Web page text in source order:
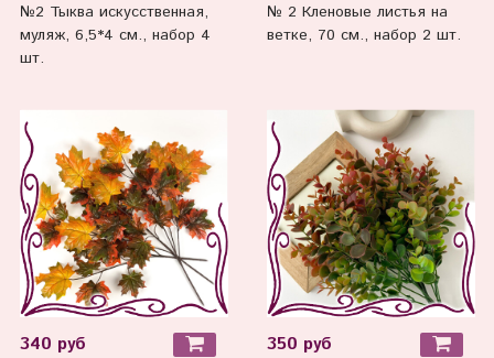
№2 Тыква искусственная,
муляж, 6,5*4 см., набор 4
шт.
№ 2 Кленовые листья на
ветке, 70 см., набор 2 шт.
340 руб 350 руб